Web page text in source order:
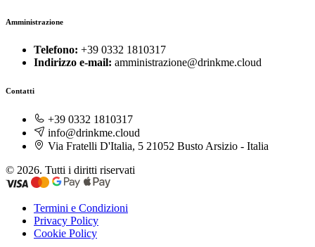
Amministrazione
Telefono: +39 0332 1810317
Indirizzo e-mail: amministrazione@drinkme.cloud
Contatti
+39 0332 1810317
info@drinkme.cloud
Via Fratelli D'Italia, 5 21052 Busto Arsizio - Italia
© 2026. Tutti i diritti riservati
Termini e Condizioni
Privacy Policy
Cookie Policy